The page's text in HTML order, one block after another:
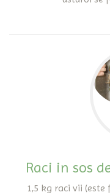
Raci in sos
1,5 kg raci vii